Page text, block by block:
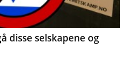
disse selskapene og